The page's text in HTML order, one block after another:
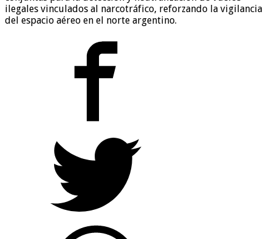
ilegales vinculados al narcotráfico, reforzando la vigilancia
del espacio aéreo en el norte argentino.